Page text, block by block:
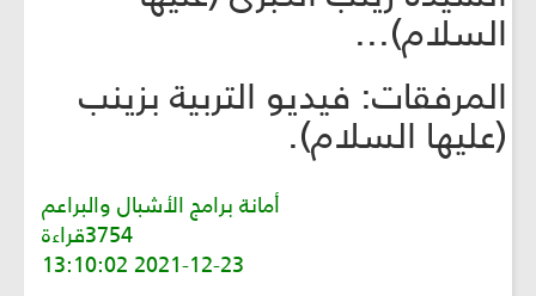
السلام)...
المرفقات: فيديو التربية بزينب
(عليها السلام).
أمانة برامج الأشبال والبراعم
3754قراءة
2021-12-23 13:10:02